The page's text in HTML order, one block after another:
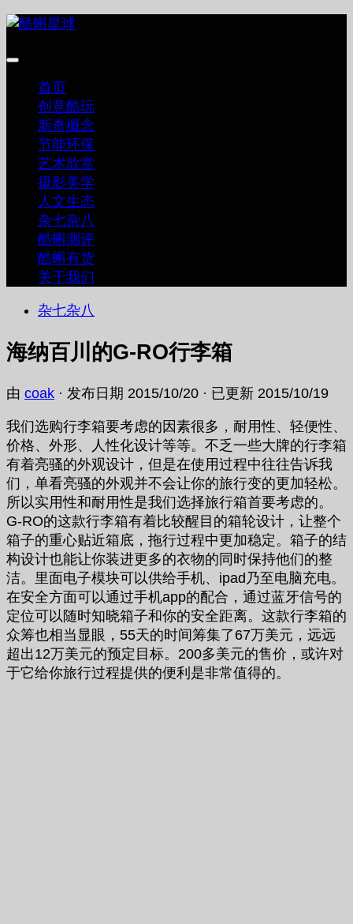
跳
内
首页
创意酷玩
新奇概念
节能环保
艺术欣赏
摄影美学
人文生态
杂七杂八
酷蝌测评
酷蝌有货
关于我们
杂七杂八
海纳百川的G-RO行李箱
由 coak · 发布日期 2015/10/20 · 已更新 2015/10/19
我们选购行李箱要考虑的因素很多，耐用性、轻便性、
价格、外形、人性化设计等等。不乏一些大牌的行李箱
有着亮骚的外观设计，但是在使用过程中往往告诉我
们，单看亮骚的外观并不会让你的旅行变的更加轻松。
所以实用性和耐用性是我们选择旅行箱首要考虑的。
G-RO的这款行李箱有着比较醒目的箱轮设计，让整个
箱子的重心贴近箱底，拖行过程中更加稳定。箱子的结
构设计也能让你装进更多的衣物的同时保持他们的整
洁。里面电子模块可以供给手机、ipad乃至电脑充电。
在安全方面可以通过手机app的配合，通过蓝牙信号的
定位可以随时知晓箱子和你的安全距离。这款行李箱的
众筹也相当显眼，55天的时间筹集了67万美元，远远
超出12万美元的预定目标。200多美元的售价，或许对
于它给你旅行过程提供的便利是非常值得的。